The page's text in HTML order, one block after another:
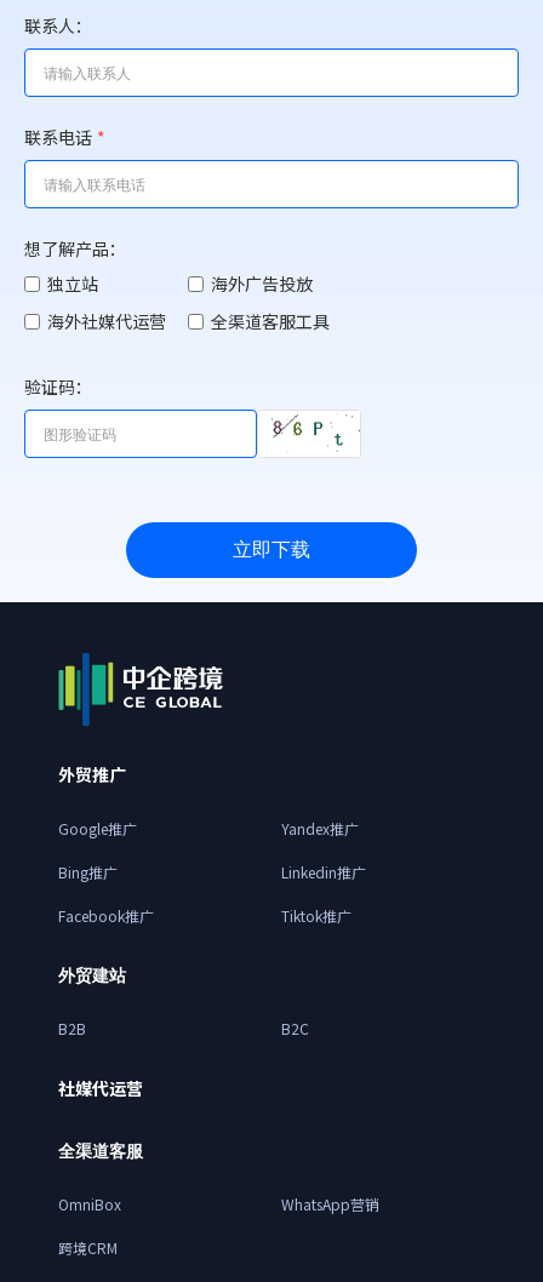
联系人：
联系电话 *
想了解产品：
独立站
海外广告投放
海外社媒代运营
全渠道客服工具
验证码：
立即下载
外贸推广
Google推广 Yandex推广
Bing推广 Linkedin推广
Facebook推广 Tiktok推广
外贸建站
B2B B2C
社媒代运营
全渠道客服
OmniBox WhatsApp营销
跨境CRM